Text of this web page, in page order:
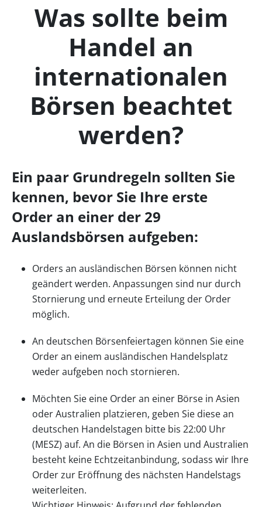
Was sollte beim
Handel an
internationalen
Börsen beachtet
werden?
Ein paar Grundregeln sollten Sie
kennen, bevor Sie Ihre erste
Order an einer der 29
Auslandsbörsen aufgeben:
Orders an ausländischen Börsen können nicht
geändert werden. Anpassungen sind nur durch
Stornierung und erneute Erteilung der Order
möglich.
An deutschen Börsenfeiertagen können Sie eine
Order an einem ausländischen Handelsplatz
weder aufgeben noch stornieren.
Möchten Sie eine Order an einer Börse in Asien
oder Australien platzieren, geben Sie diese an
deutschen Handelstagen bitte bis 22:00 Uhr
(MESZ) auf. An die Börsen in Asien und Australien
besteht keine Echtzeitanbindung, sodass wir Ihre
Order zur Eröffnung des nächsten Handelstags
weiterleiten.